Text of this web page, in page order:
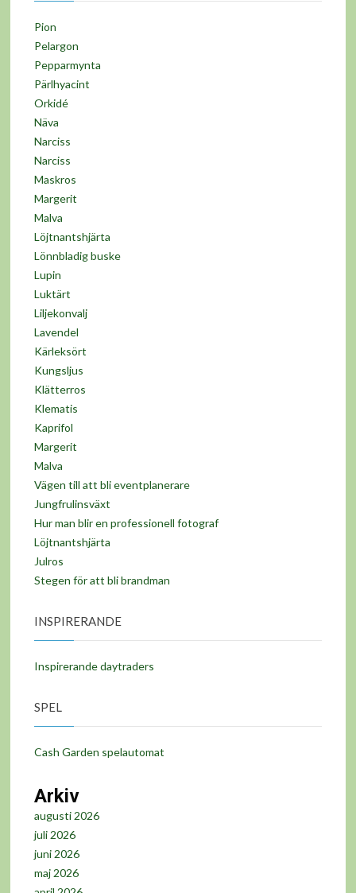
Pion
Pelargon
Pepparmynta
Pärlhyacint
Orkidé
Näva
Narciss
Narciss
Maskros
Margerit
Malva
Löjtnantshjärta
Lönnbladig buske
Lupin
Luktärt
Liljekonvalj
Lavendel
Kärleksört
Kungsljus
Klätterros
Klematis
Kaprifol
Margerit
Malva
Vägen till att bli eventplanerare
Jungfrulinsväxt
Hur man blir en professionell fotograf
Löjtnantshjärta
Julros
Stegen för att bli brandman
INSPIRERANDE
Inspirerande daytraders
SPEL
Cash Garden spelautomat
Arkiv
augusti 2026
juli 2026
juni 2026
maj 2026